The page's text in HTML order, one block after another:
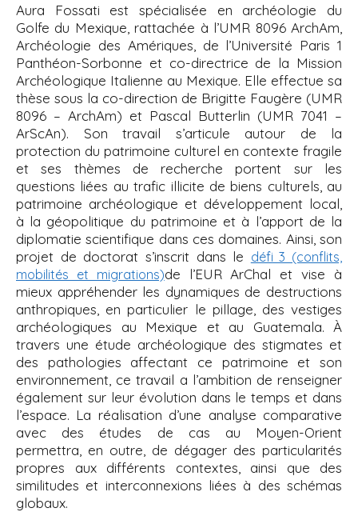
Aura Fossati est spécialisée en archéologie du
Golfe du Mexique, rattachée à l’UMR 8096 ArchAm,
Archéologie des Amériques, de l’Université Paris 1
Panthéon-Sorbonne et co-directrice de la Mission
Archéologique Italienne au Mexique. Elle effectue sa
thèse sous la co-direction de Brigitte Faugère (UMR
8096 – ArchAm) et Pascal Butterlin (UMR 7041 –
ArScAn). Son travail s’articule autour de la
protection du patrimoine culturel en contexte fragile
et ses thèmes de recherche portent sur les
questions liées au trafic illicite de biens culturels, au
patrimoine archéologique et développement local,
à la géopolitique du patrimoine et à l’apport de la
diplomatie scientifique dans ces domaines. Ainsi, son
projet de doctorat s’inscrit dans le défi 3 (conflits,
mobilités et migrations)de l’EUR ArChal et vise à
mieux appréhender les dynamiques de destructions
anthropiques, en particulier le pillage, des vestiges
archéologiques au Mexique et au Guatemala. À
travers une étude archéologique des stigmates et
des pathologies affectant ce patrimoine et son
environnement, ce travail a l’ambition de renseigner
également sur leur évolution dans le temps et dans
l’espace. La réalisation d’une analyse comparative
avec des études de cas au Moyen-Orient
permettra, en outre, de dégager des particularités
propres aux différents contextes, ainsi que des
similitudes et interconnexions liées à des schémas
globaux.